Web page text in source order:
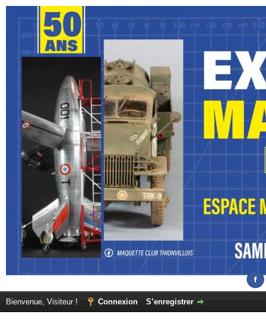
Bienvenue, Visiteur ! Connexion S’enregistrer